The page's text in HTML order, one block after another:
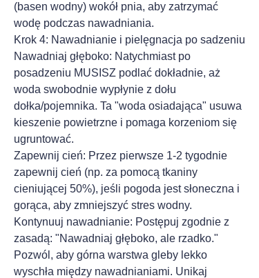
(basen wodny) wokół pnia, aby zatrzymać
wodę podczas nawadniania.
Krok 4: Nawadnianie i pielęgnacja po sadzeniu
Nawadniaj głęboko: Natychmiast po
posadzeniu MUSISZ podlać dokładnie, aż
woda swobodnie wypłynie z dołu
dołka/pojemnika. Ta "woda osiadająca" usuwa
kieszenie powietrzne i pomaga korzeniom się
ugruntować.
Zapewnij cień: Przez pierwsze 1-2 tygodnie
zapewnij cień (np. za pomocą tkaniny
cieniującej 50%), jeśli pogoda jest słoneczna i
gorąca, aby zmniejszyć stres wodny.
Kontynuuj nawadnianie: Postępuj zgodnie z
zasadą: "Nawadniaj głęboko, ale rzadko."
Pozwól, aby górna warstwa gleby lekko
wyschła między nawadnianiami. Unikaj